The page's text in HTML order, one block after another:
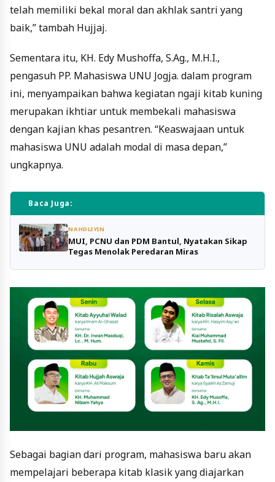
telah memiliki bekal moral dan akhlak santri yang
baik,” tambah Hujjaj.
Sementara itu, KH. Edy Mushoffa, S.Ag., M.H.I.,
pengasuh PP. Mahasiswa UNU Jogja. dalam program
ini, menyampaikan bahwa kegiatan ngaji kitab kuning
merupakan ikhtiar untuk membekali mahasiswa
dengan kajian khas pesantren. “Keaswajaan untuk
mahasiswa UNU adalah modal di masa depan,”
ungkapnya.
Baca Juga:
NAHDLIYIN
MUI, PCNU dan PDM Bantul, Nyatakan Sikap
Tegas Menolak Peredaran Miras
Sebagai bagian dari program, mahasiswa baru akan
mempelajari beberapa kitab klasik yang diajarkan